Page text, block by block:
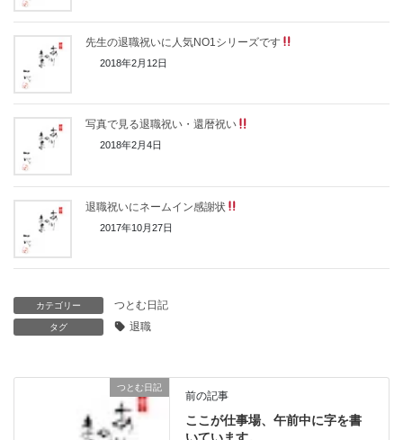
先生の退職祝いに人気NO1シリーズです
2018年2月12日
写真で見る退職祝い・還暦祝い
2018年2月4日
退職祝いにネームイン感謝状
2017年10月27日
カテゴリー つとむ日記
タグ 退職
つとむ日記
前の記事
ここが仕事場、午前中に字を書
いています。